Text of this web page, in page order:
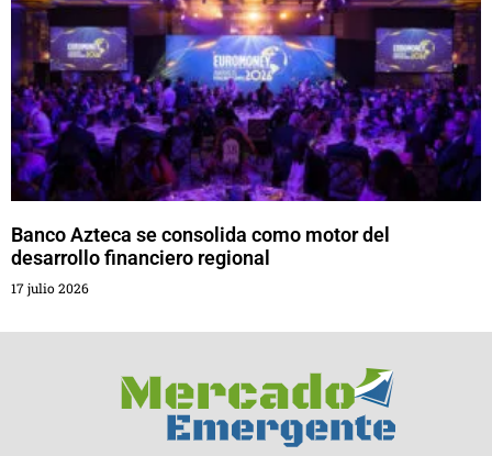
Banco Azteca se consolida como motor del
desarrollo financiero regional
17 julio 2026